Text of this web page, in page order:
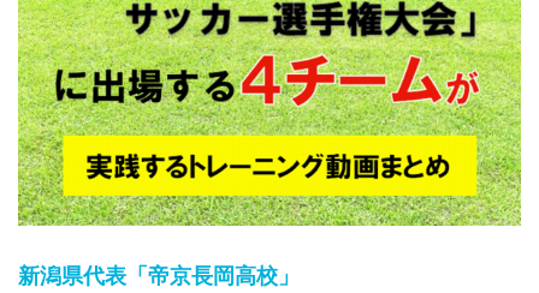
新潟県代表「帝京長岡高校」